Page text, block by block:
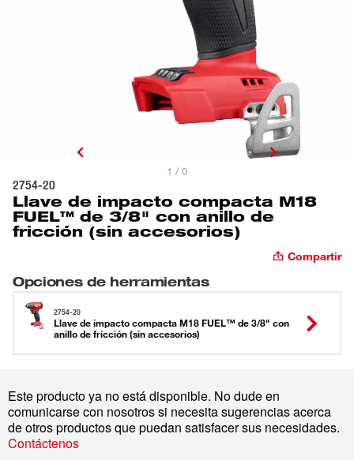
1 / 0
2754-20
Llave de impacto compacta M18
FUEL™ de 3/8" con anillo de
fricción (sin accesorios)
Compartir
Opciones de herramientas
2754-20
Llave de impacto compacta M18 FUEL™ de 3/8" con
anillo de fricción (sin accesorios)
Este producto ya no está disponible. No dude en
comunicarse con nosotros si necesita sugerencias acerca
de otros productos que puedan satisfacer sus necesidades.
Contáctenos